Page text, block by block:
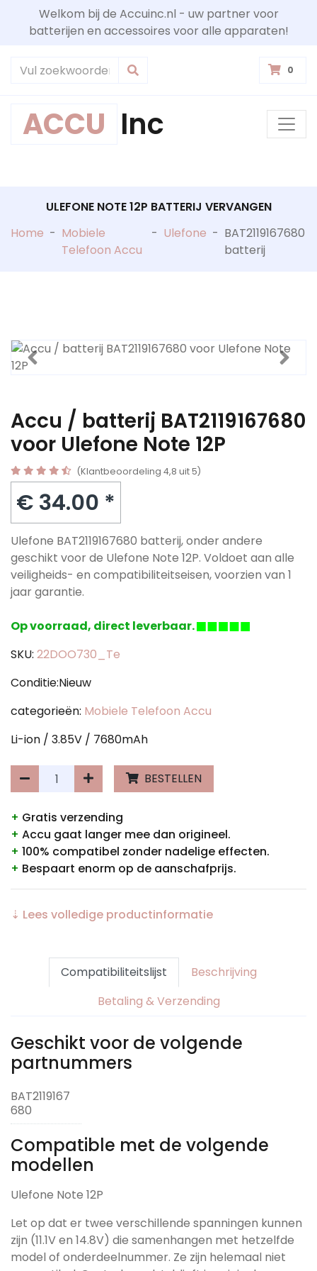
Welkom bij de Accuinc.nl - uw partner voor
batterijen en accessoires voor alle apparaten!
0
ACCU Inc
ULEFONE NOTE 12P BATTERIJ VERVANGEN
Home - Mobiele
Telefoon Accu
- Ulefone - BAT2119167680
batterij
Accu / batterij BAT2119167680
voor Ulefone Note 12P
(Klantbeoordeling 4,8 uit 5)
€ 34.00 *
Ulefone BAT2119167680 batterij, onder andere
geschikt voor de Ulefone Note 12P. Voldoet aan alle
veiligheids- en compatibiliteitseisen, voorzien van 1
jaar garantie.
Op voorraad, direct leverbaar.
SKU: 22DOO730_Te
Conditie:Nieuw
categorieën: Mobiele Telefoon Accu
Li-ion / 3.85V / 7680mAh
BESTELLEN
+ Gratis verzending
+ Accu gaat langer mee dan origineel.
+ 100% compatibel zonder nadelige effecten.
+ Bespaart enorm op de aanschafprijs.
⇣ Lees volledige productinformatie
Compatibiliteitslijst
Beschrijving
Betaling & Verzending
Geschikt voor de volgende
partnummers
BAT2119167
680
Compatible met de volgende
modellen
Ulefone Note 12P
Let op dat er twee verschillende spanningen kunnen
zijn (11.1V en 14.8V) die samenhangen met hetzelfde
model of onderdeelnummer. Ze zijn helemaal niet